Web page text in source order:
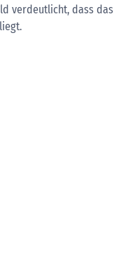
verdeutlicht, dass das